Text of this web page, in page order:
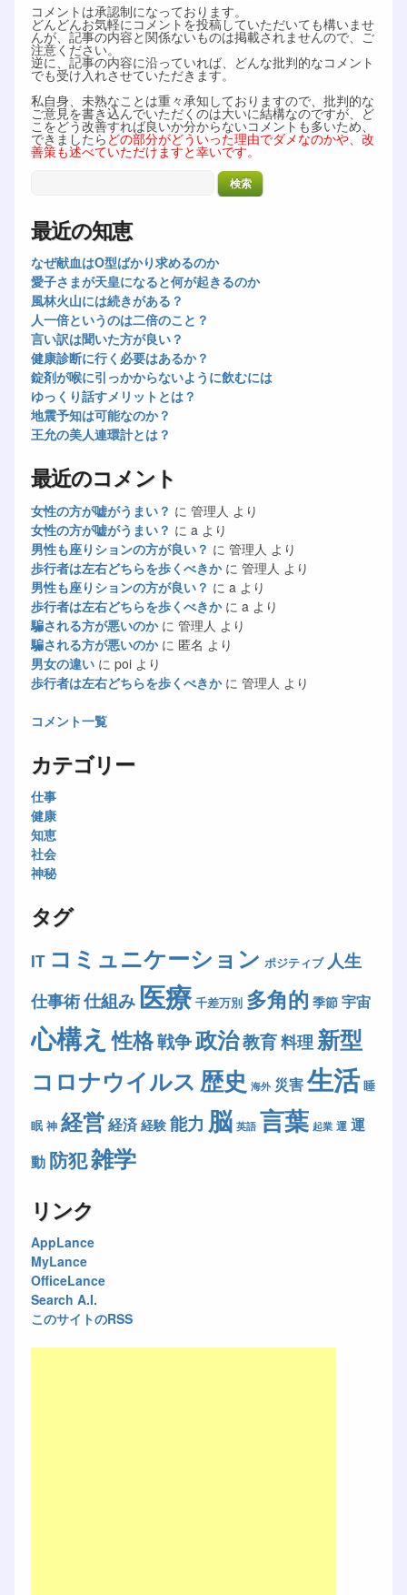
コメントは承認制になっております。
どんどんお気軽にコメントを投稿していただいても構いませ
んが、記事の内容と関係ないものは掲載されませんので、ご
注意ください。
逆に、記事の内容に沿っていれば、どんな批判的なコメント
でも受け入れさせていただきます。
私自身、未熟なことは重々承知しておりますので、批判的な
ご意見を書き込んでいただくのは大いに結構なのですが、ど
こをどう改善すれば良いか分からないコメントも多いため、
できましたら どの部分がどういった理由でダメなのかや、改
善策も述べていただけますと幸いです。
最近の知恵
なぜ献血はO型ばかり求めるのか
愛子さまが天皇になると何が起きるのか
風林火山には続きがある？
人一倍というのは二倍のこと？
言い訳は聞いた方が良い？
健康診断に行く必要はあるか？
錠剤が喉に引っかからないように飲むには
ゆっくり話すメリットとは？
地震予知は可能なのか？
王允の美人連環計とは？
最近のコメント
女性の方が嘘がうまい？ に 管理人 より
女性の方が嘘がうまい？ に a より
男性も座りションの方が良い？ に 管理人 より
歩行者は左右どちらを歩くべきかに 管理人 より
男性も座りションの方が良い？ に a より
歩行者は左右どちらを歩くべきかに a より
騙される方が悪いのかに 管理人 より
騙される方が悪いのかに 匿名 より
男女の違いに poiより
歩行者は左右どちらを歩くべきかに 管理人 より
コメント一覧
カテゴリー
仕事
健康
知恵
社会
神秘
タグ
IT コミュニケーション ポジティブ 人生
仕事術仕組み医療 千差万別 多角的 季節 宇宙
心構え 性格戦争政治教育料理 新型
コロナウイルス 歴史 海外 災害生活 睡
眠 神 経営経済 経験 能力 脳 英語 言葉 起業 運 運
動 防犯雑学
リンク
AppLance
MyLance
OfficeLance
Search A.I.
このサイトのRSS